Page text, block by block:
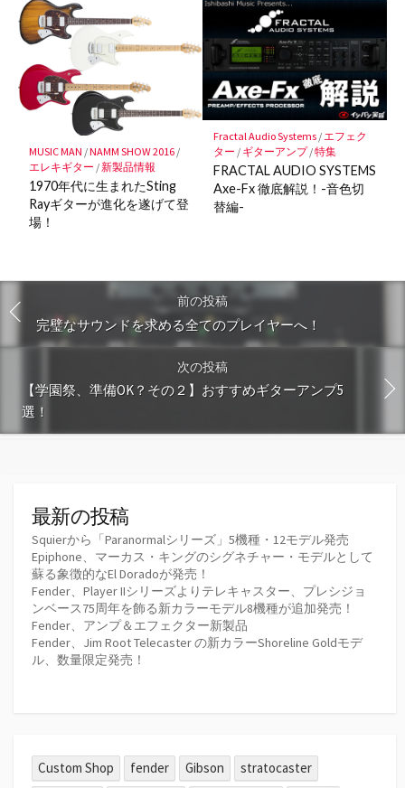
MUSIC MAN /NAMM SHOW 2016/
エレキギター /新製品情報
1970年代に生まれたSting
Rayギターが進化を遂げて登
場！
Fractal Audio Systems/ エフェク
ター / ギターアンプ/特集
FRACTAL AUDIO SYSTEMS
Axe-Fx 徹底解説！-音色切
替編-
前の投稿
完璧なサウンドを求める全てのプレイヤーへ！
次の投稿
【学園祭、準備OK？その２】おすすめギターアンプ5
選！
最新の投稿
Squierから「Paranormalシリーズ」5機種・12モデル発売
Epiphone、マーカス・キングのシグネチャー・モデルとして
蘇る象徴的なEl Doradoが発売！
Fender、Player IIシリーズよりテレキャスター、プレシジョ
ンベース75周年を飾る新カラーモデル8機種が追加発売！
Fender、アンプ＆エフェクター新製品
Fender、Jim Root Telecaster の新カラーShoreline Goldモデ
ル、数量限定発売！
Custom Shop fender Gibson
stratocaster